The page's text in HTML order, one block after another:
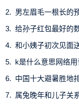
男左眉毛一根长的
给孙子红包最好的
和小姨子初次见面
k是什么意思网络用
中国十大避暑胜地
属兔晚年和儿子关